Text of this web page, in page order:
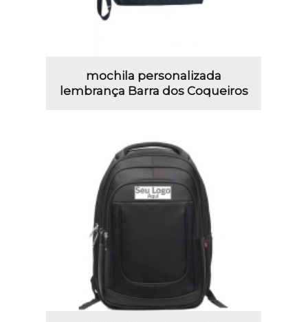
mochila personalizada
lembrança Barra dos Coqueiros